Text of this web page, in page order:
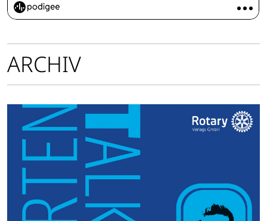
ARCHIV